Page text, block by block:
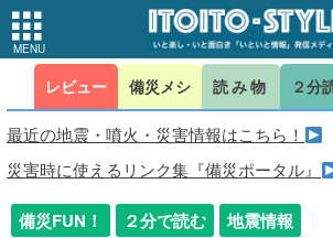
レビュー 備災メシ 読み物 ２分
最近の地震・噴火・災害情報はこちら！
災害時に使えるリンク集『備災ポータル』
備災FUN！ ２分で読む 地震情報